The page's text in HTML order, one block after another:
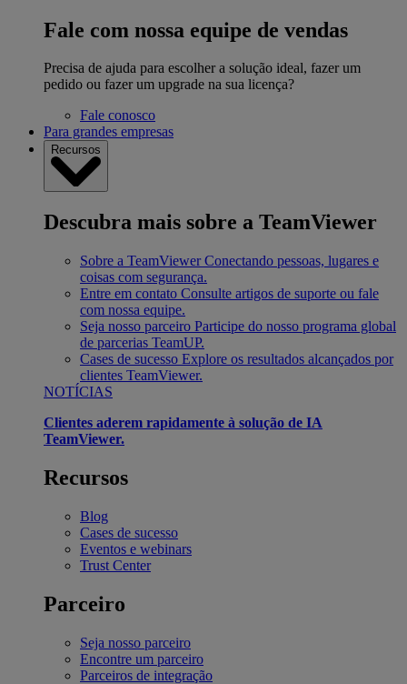
Fale com nossa equipe de vendas
Precisa de ajuda para escolher a solução ideal, fazer um
pedido ou fazer um upgrade na sua licença?
Fale conosco
Para grandes empresas
Recursos
Descubra mais sobre a TeamViewer
Sobre a TeamViewer Conectando pessoas, lugares e
coisas com segurança.
Entre em contato Consulte artigos de suporte ou fale
com nossa equipe.
Seja nosso parceiro Participe do nosso programa global
de parcerias TeamUP.
Cases de sucesso Explore os resultados alcançados por
clientes TeamViewer.
NOTÍCIAS
Clientes aderem rapidamente à solução de IA
TeamViewer.
Recursos
Blog
Cases de sucesso
Eventos e webinars
Trust Center
Parceiro
Seja nosso parceiro
Encontre um parceiro
Parceiros de integração